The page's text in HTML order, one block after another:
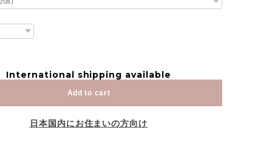
International shipping available
Add to cart
日本国内にお住まいの方向け